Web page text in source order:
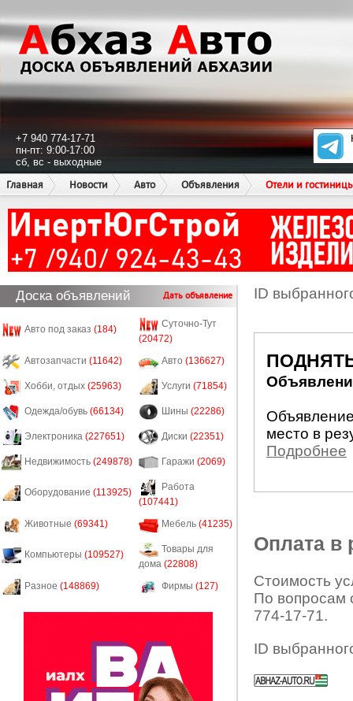
+7 940 774-17-71
пн-пт: 9:00-17:00
сб, вс - выходные
Главная
Новости Авто Объявления Отели и
Доска объявлений Дать объявление
Авто под заказ (184)
Суточно-Тут
(20472)
Автозапчасти (11642) Авто (136627)
Хобби, отдых (25963) Услуги (71854)
Одежда/обувь (66134) Шины (22286)
Электроника (227651) Диски (22351)
Недвижимость (249878) Гаражи (2069)
Оборудование (113925)
Работа
(107441)
Животные (69341) Мебель (41235)
Компьютеры (109527)
Товары для
дома (22808)
Разное (148869) Фирмы (127)
ID
место в
Подробнее
Оплата в
Стоимость
По вопросам
774-17-71.
ID